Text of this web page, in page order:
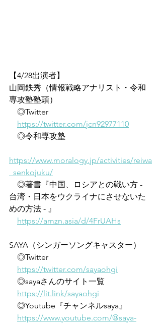
【4/28出演者】
山岡鉄秀（情報戦略アナリスト・令和
専攻塾塾頭）
◎Twitter
https://twitter.com/jcn92977110
◎令和専攻塾
https://www.moralogy.jp/activities/reiwa
_senkojuku/
◎著書『中国、ロシアとの戦い方 -
台湾・日本をウクライナにさせないた
めの方法 - 』
https://amzn.asia/d/4FrUAHs
SAYA（シンガーソングキャスター）
◎Twitter
https://twitter.com/sayaohgi
◎sayaさんのサイト一覧
https://lit.link/sayaohgi
◎Youtube『チャンネルsaya』
https://www.youtube.com/@saya-